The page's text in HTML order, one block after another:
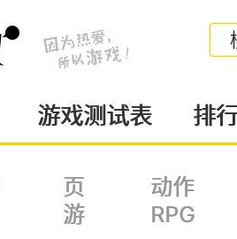
游戏测试表 排
页
游
动作
RPG